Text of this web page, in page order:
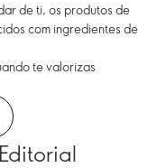
de ti, os produtos de
com ingredientes de
te valorizas